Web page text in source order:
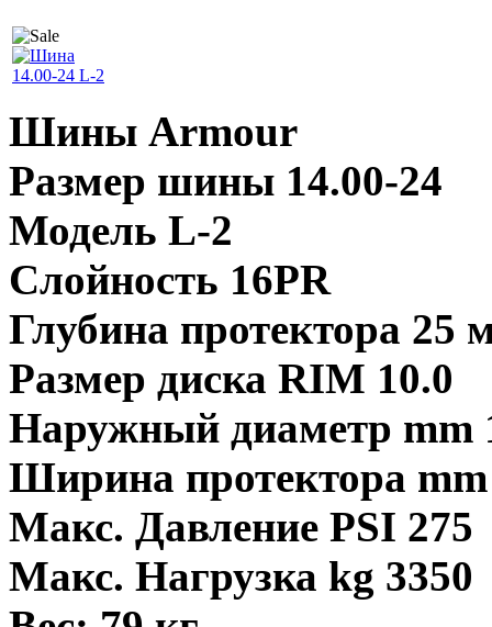
Шины Armour
Размер шины 14.00-24
Модель L-2
Слойность 16PR
Глубина протектора 25
Размер диска RIM 10.0
Наружный диаметр mm
Ширина протектора
Макс. Давление PSI 275
Макс. Нагрузка kg 3350